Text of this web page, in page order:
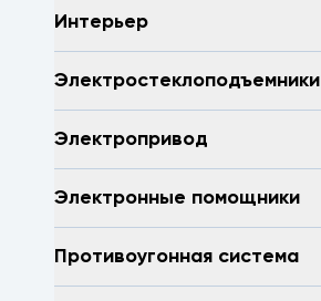
Интерьер
Электростеклоподъемники
Электропривод
Электронные помощники
Противоугонная система